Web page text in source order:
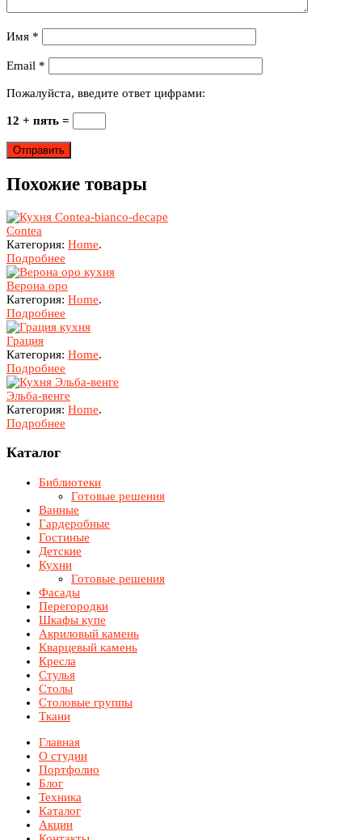
Имя *
Email *
Пожалуйста, введите ответ цифрами:
12 + пять =
Похожие товары
Contea
Категория: Home.
Подробнее
Верона оро
Категория: Home.
Подробнее
Грация
Категория: Home.
Подробнее
Эльба-венге
Категория: Home.
Подробнее
Каталог
Библиотеки
Готовые решения
Ванные
Гардеробные
Гостиные
Детские
Кухни
Готовые решения
Фасады
Перегородки
Шкафы купе
Акриловый камень
Кварцевый камень
Кресла
Стулья
Столы
Столовые группы
Ткани
Главная
О студии
Портфолио
Блог
Техника
Каталог
Акции